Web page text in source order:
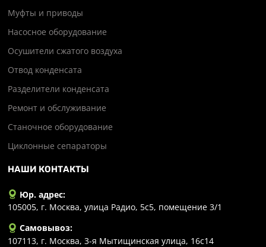
Муфты и приводы
Насосное оборудование
Осушители сжатого воздуха
Отвод конденсата
Разделители конденсата
Ремонт и обслуживание
Станочное оборудование
Циклонные сепараторы
НАШИ КОНТАКТЫ
Юр. адрес:
105005, г. Москва, улица Радио, 5с5, помещение 3/1
Самовывоз:
107113, г. Москва, 3-я Мытищинская улица, 16с14